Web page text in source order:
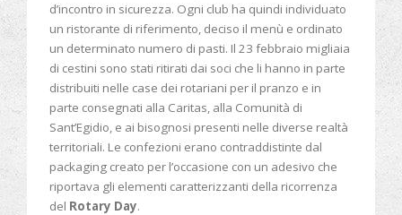
d’incontro in sicurezza. Ogni club ha quindi individuato
un ristorante di riferimento, deciso il menù e ordinato
un determinato numero di pasti. Il 23 febbraio migliaia
di cestini sono stati ritirati dai soci che li hanno in parte
distribuiti nelle case dei rotariani per il pranzo e in
parte consegnati alla Caritas, alla Comunità di
Sant’Egidio, e ai bisognosi presenti nelle diverse realtà
territoriali. Le confezioni erano contraddistinte dal
packaging creato per l’occasione con un adesivo che
riportava gli elementi caratterizzanti della ricorrenza
del Rotary Day.